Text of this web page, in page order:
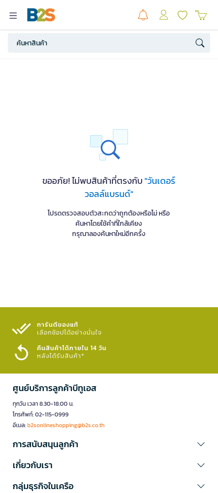
ขออภัย! ไม่พบสินค้าที่ตรงกับ"วันเดอร์
วอลล์แบรนด์"
โปรดตรวจสอบตัวสะกดว่าถูกต้องหรือไม่ หรือ
ค้นหาโดยใช้คำที่ใกล้เคียง
กรุณาลองค้นหาใหม่อีกครั้ง
การันตีของแท้
เลือกช้อปได้อย่างมั่นใจ​
คืนสินค้าได้ภายใน 14 วัน
หลังได้รับสินค้า*
ศูนย์บริการลูกค้าบีทูเอส
ทุกวัน เวลา 8.30-18.00 น.
โทรศัพท์: 02-115-0999
อีเมล:b2sonlineshopping@b2s.co.th
การสนับสนุนลูกค้า
เกี่ยวกับเรา
กลุ่มธุรกิจในเครือ